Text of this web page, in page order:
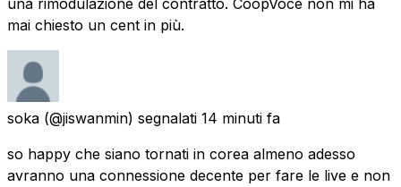
mai chiesto un cent in più.
soka (@jiswanmin) segnalati 14 minuti fa
so happy che siano tornati in corea almeno adesso
avranno una connessione decente per fare le live e non